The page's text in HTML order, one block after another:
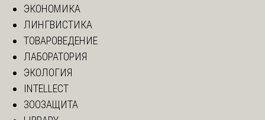
ЭКОНОМИКА
ЛИНГВИСТИКА
ТОВАРОВЕДЕНИЕ
ЛАБОРАТОРИЯ
ЭКОЛОГИЯ
INTELLECT
ЗООЗАЩИТА